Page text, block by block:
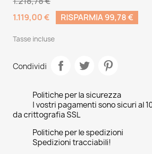
1.119,00 €
RISPARMIA 99,78 €
Tasse incluse
Condividi
Politiche per la sicurezza
I vostri pagamenti sono sicuri al
da crittografia SSL
Politiche per le spedizioni
Spedizioni tracciabili!